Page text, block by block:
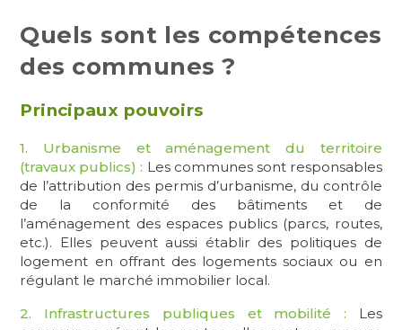
Quels sont les compétences
des communes ?
Principaux pouvoirs
1. Urbanisme et aménagement du territoire
(travaux publics) : Les communes sont responsables
de l’attribution des permis d’urbanisme, du contrôle
de la conformité des bâtiments et de
l’aménagement des espaces publics (parcs, routes,
etc.). Elles peuvent aussi établir des politiques de
logement en offrant des logements sociaux ou en
régulant le marché immobilier local.
2. Infrastructures publiques et mobilité : Les